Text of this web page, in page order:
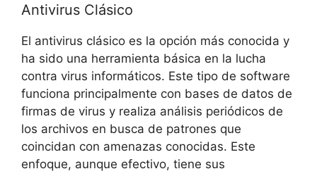
Antivirus Clásico
El antivirus clásico es la ⁢opción‌ más conocida y
ha sido una herramienta básica en la lucha
contra ​virus informáticos. Este‍ tipo de software​
funciona principalmente con bases de datos de
firmas de virus y‍ realiza análisis periódicos de
los archivos en busca de patrones que
coincidan con amenazas‌ conocidas. Este
enfoque, aunque⁤ efectivo, tiene ⁢sus